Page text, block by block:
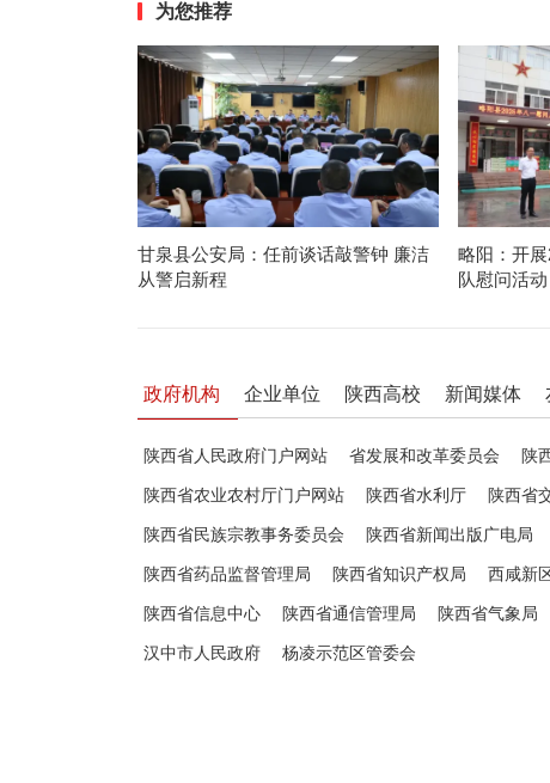
为您推荐
甘泉县公安局：任前谈话敲警钟 廉洁
从警启新程
略阳：开
队慰问活动
政府机构 企业单位 陕西高校 新闻媒体
陕西省人民政府门户网站 省发展和改革委员会 陕
陕西省农业农村厅门户网站 陕西省水利厅 陕西省
陕西省民族宗教事务委员会 陕西省新闻出版广电局
陕西省药品监督管理局 陕西省知识产权局 西咸新
陕西省信息中心 陕西省通信管理局 陕西省气象局
汉中市人民政府 杨凌示范区管委会